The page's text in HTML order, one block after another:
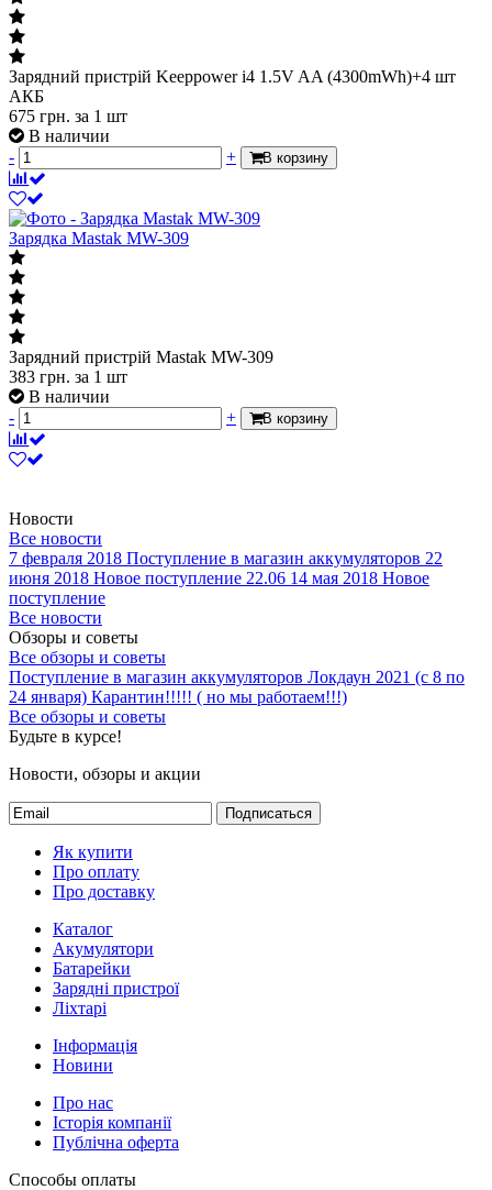
Зарядний пристрій Keeppower i4 1.5V AA (4300mWh)+4 шт
АКБ
675 грн. за 1 шт
В наличии
-
+ В корзину
Зарядка Mastak MW-309
Зарядний пристрій Mastak MW-309
383 грн. за 1 шт
В наличии
-
+ В корзину
Новости
Все новости
7 февраля 2018 Поступление в магазин аккумуляторов 22
июня 2018 Новое поступление 22.06 14 мая 2018 Новое
поступление
Все новости
Обзоры и советы
Все обзоры и советы
Поступление в магазин аккумуляторов Локдаун 2021 (с 8 по
24 января) Карантин!!!!! ( но мы работаем!!!)
Все обзоры и советы
Будьте в курсе!
Новости, обзоры и акции
Подписаться
Як купити
Про оплату
Про доставку
Каталог
Акумулятори
Батарейки
Зарядні пристрої
Ліхтарі
Інформація
Новини
Про нас
Історія компанії
Публічна оферта
Способы оплаты